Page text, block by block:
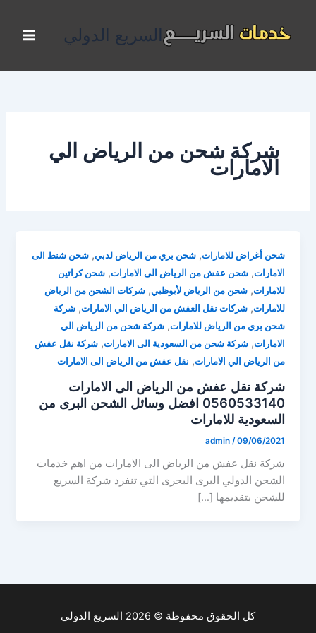
المحتوى
السريع الدولي
شركة شحن من الرياض الي
الامارات
شحن أغراض للامارات,شحن بري من الرياض لدبي,شحن شنط الى
الامارات,شحن عفش من الرياض الى الامارات,شحن كراتين
للامارات,شحن من الرياض لأبوظبي,شركات الشحن من الرياض
للامارات,شركات نقل العفش من الرياض الي الامارات,شركة
شحن بري من الرياض للامارات,شركة شحن من الرياض الي
الامارات,شركة شحن من السعودية الى الامارات,شركة نقل عفش
من الرياض الي الامارات, نقل عفش من الرياض الى الامارات
شركة نقل عفش من الرياض الى الامارات
0560533140 افضل وسائل الشحن البرى من
السعودية للامارات
admin /09/06/2021
شركة نقل عفش من الرياض الى الامارات من اهم خدمات
الشحن الدولي البرى البحرى التي تنفرد شركة السريع
للشحن بتقديمها […]
كل الحقوق محفوظة © 2026 السريع الدولي